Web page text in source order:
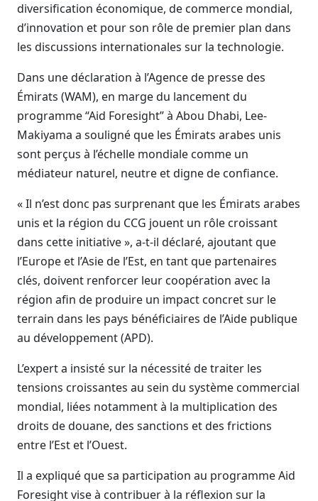
diversification économique, de commerce mondial,
d’innovation et pour son rôle de premier plan dans
les discussions internationales sur la technologie.
Dans une déclaration à l’Agence de presse des
Émirats (WAM), en marge du lancement du
programme “Aid Foresight” à Abou Dhabi, Lee-
Makiyama a souligné que les Émirats arabes unis
sont perçus à l’échelle mondiale comme un
médiateur naturel, neutre et digne de confiance.
« Il n’est donc pas surprenant que les Émirats arabes
unis et la région du CCG jouent un rôle croissant
dans cette initiative », a-t-il déclaré, ajoutant que
l’Europe et l’Asie de l’Est, en tant que partenaires
clés, doivent renforcer leur coopération avec la
région afin de produire un impact concret sur le
terrain dans les pays bénéficiaires de l’Aide publique
au développement (APD).
L’expert a insisté sur la nécessité de traiter les
tensions croissantes au sein du système commercial
mondial, liées notamment à la multiplication des
droits de douane, des sanctions et des frictions
entre l’Est et l’Ouest.
Il a expliqué que sa participation au programme Aid
Foresight vise à contribuer à la réflexion sur la